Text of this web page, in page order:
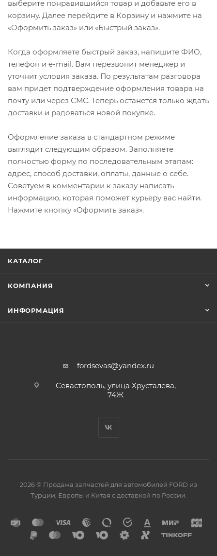
выберите понравившийся товар и добавьте его в
корзину. Далее перейдите в Корзину и нажмите на
«Оформить заказ» или «Быстрый заказ».
Когда оформляете быстрый заказ, напишите ФИО,
телефон и e-mail. Вам перезвонит менеджер и
уточнит условия заказа. По результатам разговора
вам придет подтверждение оформления товара на
почту или через СМС. Теперь останется только ждать
доставки и радоваться новой покупке.
Оформление заказа в стандартном режиме
выглядит следующим образом. Заполняете
полностью форму по последовательным этапам:
адрес, способ доставки, оплаты, данные о себе.
Советуем в комментарии к заказу написать
информацию, которая поможет курьеру вас найти.
Нажмите кнопку «Оформить заказ».
КАТАЛОГ
КОМПАНИЯ
ИНФОРМАЦИЯ
fordsevas@yandex.ru
Севастополь, улица Хрусталёва,
74Ж
2026 © Продажа запчастей для автомобилей FORD из
Турции, Европы и Китая с доставкой по России.